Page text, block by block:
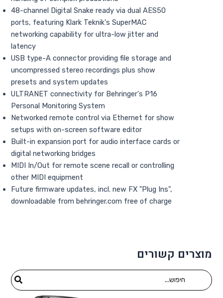
48-channel Digital Snake ready via dual AES50
ports, featuring Klark Teknik's SuperMAC
networking capability for ultra-low jitter and
latency
USB type-A connector providing file storage and
uncompressed stereo recordings plus show
presets and system updates
ULTRANET connectivity for Behringer's P16
Personal Monitoring System
Networked remote control via Ethernet for show
setups with on-screen software editor
Built-in expansion port for audio interface cards or
digital networking bridges
MIDI In/Out for remote scene recall or controlling
other MIDI equipment
Future firmware updates, incl. new FX "Plug Ins",
downloadable from behringer.com free of charge
מוצרים קשורים
for: